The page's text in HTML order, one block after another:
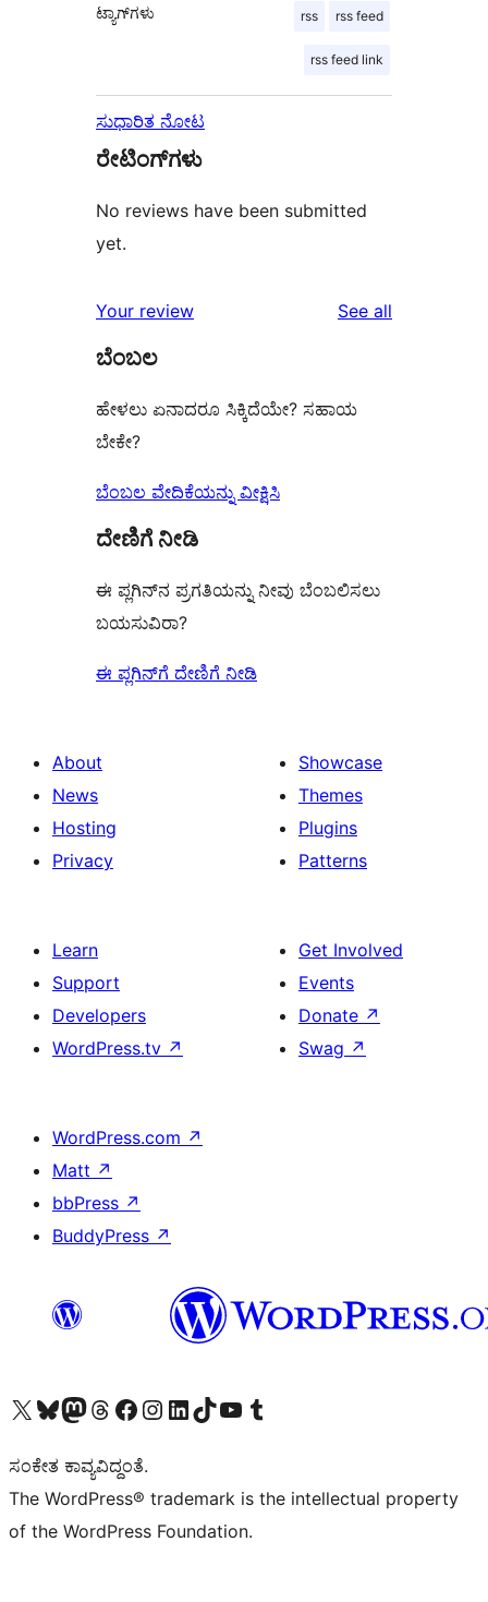
ಟ್ಯಾಗ್‌ಗಳು rss rss feed
rss feed link
ಸುಧಾರಿತ ನೋಟ
ರೇಟಿಂಗ್‌ಗಳು
No reviews have been submitted
yet.
Your review See all
ಬೆಂಬಲ
ಹೇಳಲು ಏನಾದರೂ ಸಿಕ್ಕಿದೆಯೇ? ಸಹಾಯ
ಬೇಕೇ?
ಬೆಂಬಲ ವೇದಿಕೆಯನ್ನು ವೀಕ್ಷಿಸಿ
ದೇಣಿಗೆ ನೀಡಿ
ಈ ಪ್ಲಗಿನ್‌ನ ಪ್ರಗತಿಯನ್ನು ನೀವು ಬೆಂಬಲಿಸಲು
ಬಯಸುವಿರಾ?
ಈ ಪ್ಲಗಿನ್‌ಗೆ ದೇಣಿಗೆ ನೀಡಿ
About
News
Hosting
Privacy
Showcase
Themes
Plugins
Patterns
Learn
Support
Developers
WordPress.tv ↗
Get Involved
Events
Donate ↗
Swag ↗
WordPress.com ↗
Matt ↗
bbPress ↗
BuddyPress ↗
Visit our X (formerly Twitter) account
Visit our Bluesky account
Visit our Mastodon account
Visit our Threads account
Visit our Facebook page
Visit our Instagram account
Visit our LinkedIn account
Visit our TikTok account
Visit our YouTube channel
Visit our Tumblr account
ಸಂಕೇತ ಕಾವ್ಯವಿದ್ದಂತೆ.
The WordPress® trademark is the intellectual property
of the WordPress Foundation.